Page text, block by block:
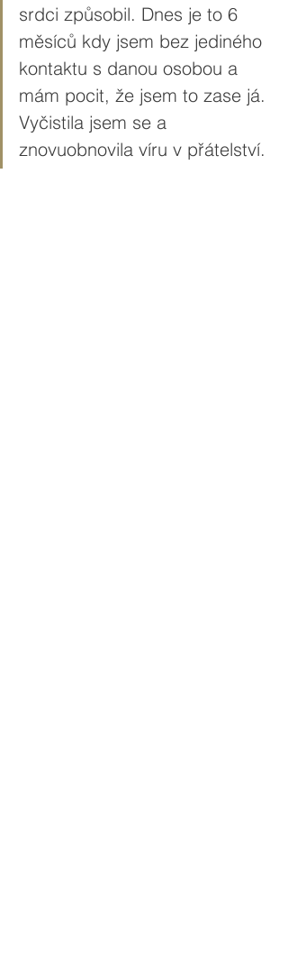
srdci způsobil. Dnes je to 6
měsíců kdy jsem bez jediného
kontaktu s danou osobou a
mám pocit, že jsem to zase já.
Vyčistila jsem se a
znovuobnovila víru v přátelství.